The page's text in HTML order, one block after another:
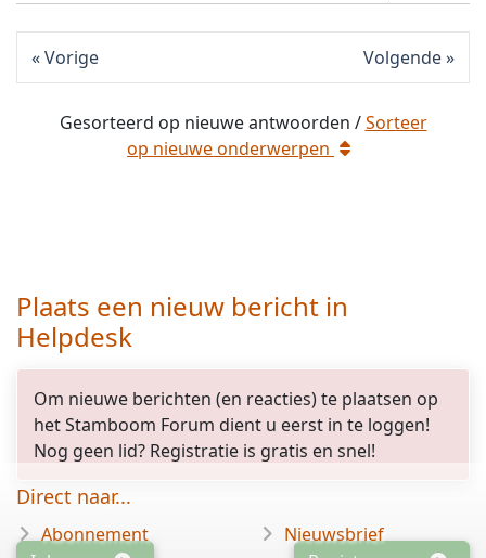
gesloten
opgelost
Vorige Volgende
Gesorteerd op nieuweantwoorden /Sorteer
op nieuweonderwerpen
Plaats een nieuw bericht in
Helpdesk
Om nieuwe berichten (en reacties) te plaatsen op
het Stamboom Forum dient u eerst in te loggen!
Nog geen lid? Registratie is gratis en snel!
Direct naar...
Abonnement
Nieuwsbrief